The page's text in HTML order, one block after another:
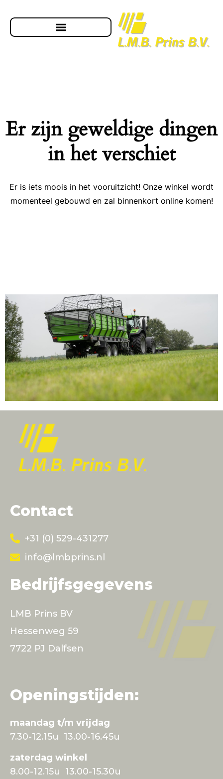
Er zijn geweldige dingen
in het verschiet
Er is iets moois in het vooruitzicht! Onze winkel wordt
momenteel gebouwd en zal binnenkort online komen!
Contact
+31 (0) 529-431277
info@lmbprins.nl
Bedrijfsgegevens
LMB Prins BV
Hessenweg 59
7722 PJ Dalfsen
Openingstijden:
maandag t/m vrijdag
7.30-12.15u 13.00-16.45u
zaterdag winkel
8.00-12.15u 13.00-15.30u